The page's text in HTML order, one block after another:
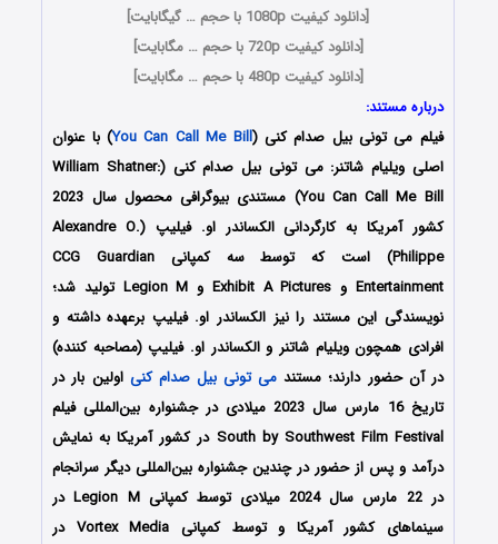
[دانلود کیفیت 1080p با حجم … گیگابایت
]
[دانلود کیفیت 720p با حجم … مگابایت
]
[دانلود کیفیت 480p با حجم … مگابایت
]
درباره مستند:
فیلم می تونی بیل صدام کنی (You Can Call Me Bill) با عنوان
اصلی ویلیام شاتنر: می تونی بیل صدام کنی (William Shatner:
You Can Call Me Bill) مستندی بیوگرافی محصول سال 2023
کشور آمریکا به کارگردانی الکساندر او. فیلیپ (Alexandre O.
Philippe) است که توسط سه کمپانی CCG Guardian
Entertainment و Exhibit A Pictures و Legion M تولید شد؛
نویسندگی این مستند را نیز الکساندر او. فیلیپ برعهده داشته و
افرادی همچون ویلیام شاتنر و الکساندر او. فیلیپ (مصاحبه کننده)
در آن حضور دارند؛ مستند می تونی بیل صدام کنی اولین بار در
تاریخ 16 مارس سال 2023 میلادی در جشنواره بین‌المللی فیلم
South by Southwest Film Festival در کشور آمریکا به نمایش
درآمد و پس از حضور در چندین جشنواره بین‌المللی دیگر سرانجام
در 22 مارس سال 2024 میلادی توسط کمپانی Legion M در
سینماهای کشور آمریکا و توسط کمپانی Vortex Media در